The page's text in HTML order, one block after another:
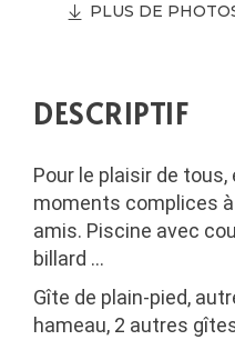
PLUS DE
DESCRIPTIF
Pour le plaisir de
moments complices
amis. Piscine avec
billard …
Gîte de plain-pied,
hameau, 2 autres